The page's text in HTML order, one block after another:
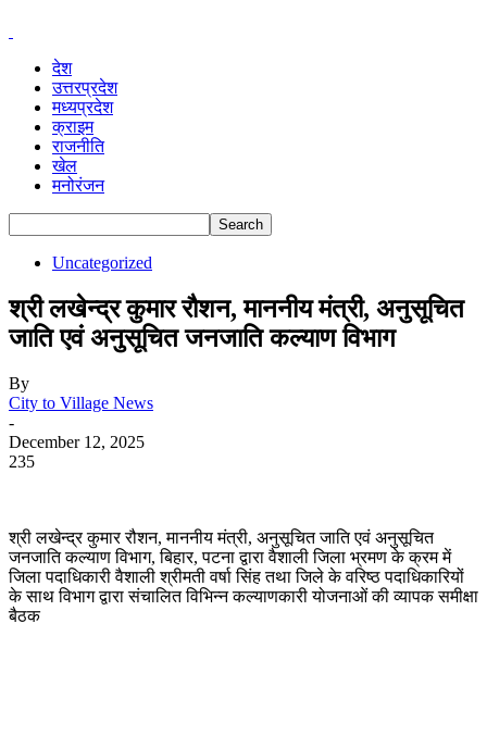
देश
उत्तरप्रदेश
मध्यप्रदेश
क्राइम
राजनीति
खेल
मनोरंजन
Uncategorized
श्री लखेन्द्र कुमार रौशन, माननीय मंत्री, अनुसूचित
जाति एवं अनुसूचित जनजाति कल्याण विभाग
By
City to Village News
-
December 12, 2025
235
श्री लखेन्द्र कुमार रौशन, माननीय मंत्री, अनुसूचित जाति एवं अनुसूचित
जनजाति कल्याण विभाग, बिहार, पटना द्वारा वैशाली जिला भ्रमण के क्रम में
जिला पदाधिकारी वैशाली श्रीमती वर्षा सिंह तथा जिले के वरिष्ठ पदाधिकारियों
के साथ विभाग द्वारा संचालित विभिन्न कल्याणकारी योजनाओं की व्यापक समीक्षा
बैठक